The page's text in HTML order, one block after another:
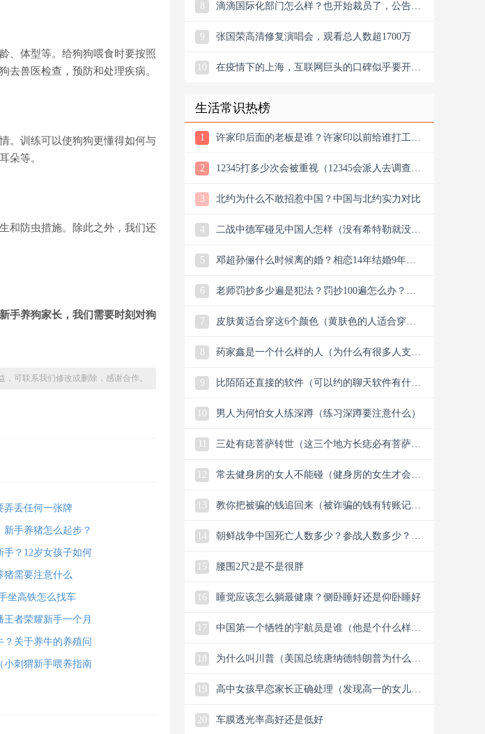
、体型等。给狗狗喂食时要按照
去兽医检查，预防和处理疾病。
。训练可以使狗狗更懂得如何与
朵等。
和防虫措施。除此之外，我们还
手养狗家长，我们需要时刻对狗
可联系我们修改或删除，感谢合作。
弄丢任何一张牌
手养猪怎么起步？
？12岁女孩子如何
猪需要注意什么
坐高铁怎么找车
者荣耀新手一个月
？关于养牛的养殖问
小刺猬新手喂养指南
8
滴滴国际化部门怎么样？也开始裁员了，公告宣
9
张国荣高清修复演唱会，观看总人数超1700万
10
在疫情下的上海，互联网巨头的口碑似乎要开始
生活常识热榜
1
许家印后面的老板是谁？许家印以前给谁打工？
2
12345打多少次会被重视（12345会派人去调查
3
北约为什么不敢招惹中国？中国与北约实力对比
4
二战中德军碰见中国人怎样（没有希特勒就没有
5
邓超孙俪什么时候离的婚？相恋14年结婚9年说
6
老师罚抄多少遍是犯法？罚抄100遍怎么办？算
7
皮肤黄适合穿这6个颜色（黄肤色的人适合穿什
8
药家鑫是一个什么样的人（为什么有很多人支持
9
比陌陌还直接的软件（可以约的聊天软件有什
10
男人为何怕女人练深蹲（练习深蹲要注意什么）
三处有痣菩萨转世（这三个地方长痣必有菩萨保
12
常去健身房的女人不能碰（健身房的女生才会懂
13
教你把被骗的钱追回来（被诈骗的钱有转账记录
14
朝鲜战争中国死亡人数多少？参战人数多少？中
15
腰围2尺2是不是很胖
16 睡觉应该怎么躺最健康？侧卧睡好还是仰卧睡好
17
中国第一个牺牲的宇航员是谁（他是个什么样的
18
为什么叫川普（美国总统唐纳德特朗普为什么叫
19
高中女孩早恋家长正确处理（发现高一的女儿早
20
车膜透光率高好还是低好